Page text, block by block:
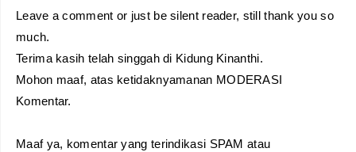
Leave a comment or just be silent reader, still thank you so
much.
Terima kasih telah singgah di Kidung Kinanthi.
Mohon maaf, atas ketidaknyamanan MODERASI
Komentar.
Maaf ya, komentar yang terindikasi SPAM atau